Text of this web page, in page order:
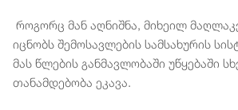
როგორც მან აღნიშნა, მიხეილ
იცნობს შემოსავლების სამსახურის
მას წლების განმავლობაში უწყებაში
თანამდებობა ეკავა.